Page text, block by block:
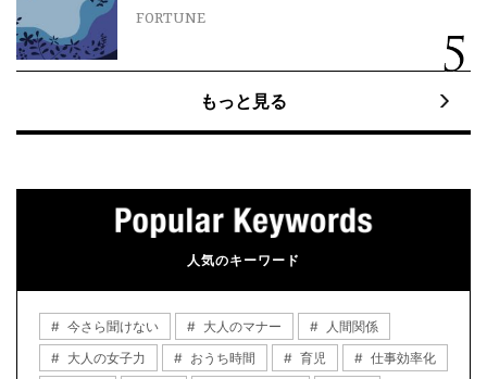
FORTUNE
もっと見る
人気のキーワード
今さら聞けない 大人のマナー
人間関係
大人の女子力
おうち時間 育児
仕事効率化